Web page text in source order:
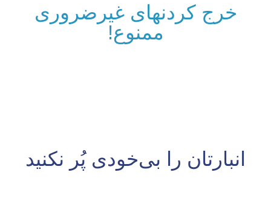
خرج کردن‎های غیرضروری
ممنوع!
انبارتان را بی‌خودی پُر نکنید